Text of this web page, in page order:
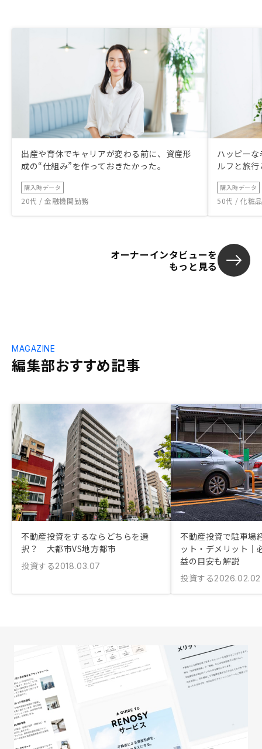
出産や育休でキャリアが変わる前に、資産形
成の“仕組み”を作っておきたかった。
購入時データ
20代 / 金融機関勤務
ハッピー
ルフと旅
購入時データ
50代 / 化粧
オーナーインタビューを
もっと見る
編集部おすすめ記事
MAGAZINE
不動産投資をするならどちらを選
択？ 大都市VS地方都市
投資する2018.03.07
不動産投資で駐車場
ット・デメリット｜
益の目安も解説
投資する2026.02.02